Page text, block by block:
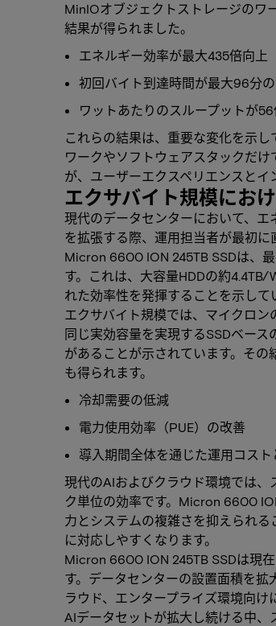
MinIOオブジェクトストレージのワ
結果が得られました。
エネルギー効率が最大435倍向上
初回バイト到達時間が最大96分の
ワットあたりのスループットが
これらの結果は、重要な変化を示
ワークやソフトウェアスタックだ
が、ユーザーエクスペリエンスとイ
エクサバイト規模にお
現代のデータセンターにおいて、
を拡張する際、運用担当者が最初に
Micron 6600 ION 245TB SSDは、
す。これは、大容量HDDの約
れた効率性を発揮することを示して
エクサバイト規模では、マイクロン
同じ実効容量を実現するSSDベー
があることが示されています。そ
も得られます。
冷却需要の低減
電力使用効率（PUE）の改善
導入期間全体を通じた運用コス
現代のAIおよびクラウド環境では
ク単位の効率です。Micron 6600
力とシステムの複雑さを抑えられ
に対応しやすくなります。
Micron 6600 ION 245TB SSDは現
す。データセンターの設置面積を
ラウド、エンタープライズ環境向け
AIデータセットが拡大し続ける中